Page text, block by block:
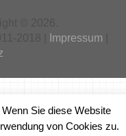
© 2026.
Impressum
Sie diese Website
von Cookies zu.